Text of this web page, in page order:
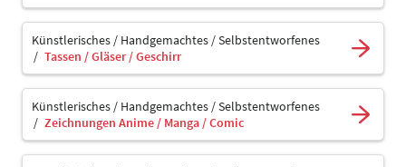
Künstlerisches / Handgemachtes / Selbstentworfenes
Tassen / Gläser / Geschirr
Künstlerisches / Handgemachtes / Selbstentworfenes
Zeichnungen Anime / Manga / Comic